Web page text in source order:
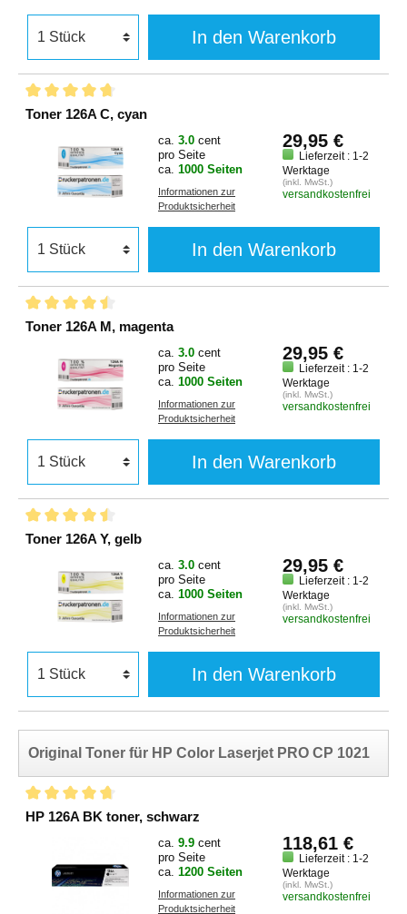
In den Warenkorb
Toner 126A C, cyan
ca. 3.0 cent
pro Seite
ca. 1000 Seiten
Informationen zur
Produktsicherheit
29,95 €
Lieferzeit : 1-2
Werktage
(inkl. MwSt.)
versandkostenfrei
In den Warenkorb
Toner 126A M, magenta
ca. 3.0 cent
pro Seite
ca. 1000 Seiten
Informationen zur
Produktsicherheit
29,95 €
Lieferzeit : 1-2
Werktage
(inkl. MwSt.)
versandkostenfrei
In den Warenkorb
Toner 126A Y, gelb
ca. 3.0 cent
pro Seite
ca. 1000 Seiten
Informationen zur
Produktsicherheit
29,95 €
Lieferzeit : 1-2
Werktage
(inkl. MwSt.)
versandkostenfrei
In den Warenkorb
Original Toner für HP Color Laserjet PRO CP 1021
HP 126A BK toner, schwarz
ca. 9.9 cent
pro Seite
ca. 1200 Seiten
Informationen zur
Produktsicherheit
118,61 €
Lieferzeit : 1-2
Werktage
(inkl. MwSt.)
versandkostenfrei